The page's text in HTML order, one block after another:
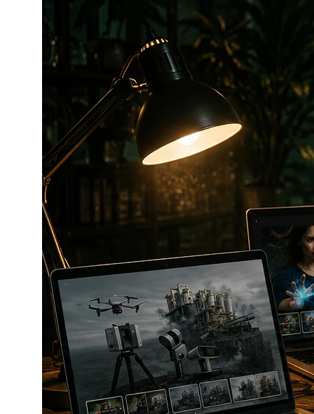
MOJE ROZWIĄZANIE –
JEDNA LINIJKA
SHORTCODE I GOTOWE
Rozwiązanie, które przygotowałem, jest
banalnie proste w użyciu, a jednocześnie
bardzo potężne.
Zamiast walczyć z edytorem, pisać ręcznie kod
HTML, kombinować z klasami CSS i lightboxami
– wystarczy wkleićjedną linijkę shortcode
JAK DZIAŁA SHORTCODE?
Działanie jest intuicyjne. W dowolnym miejscu,
gdzie masz edytor tekstu (opis produktu,
strona CMS, kategoria itp.), wklejasz kod w
formie:
{dcgallery source="nazwa-